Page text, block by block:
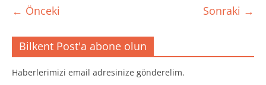
← Önceki Sonraki →
Bilkent Post'a abone olun
Haberlerimizi email adresinize gönderelim.